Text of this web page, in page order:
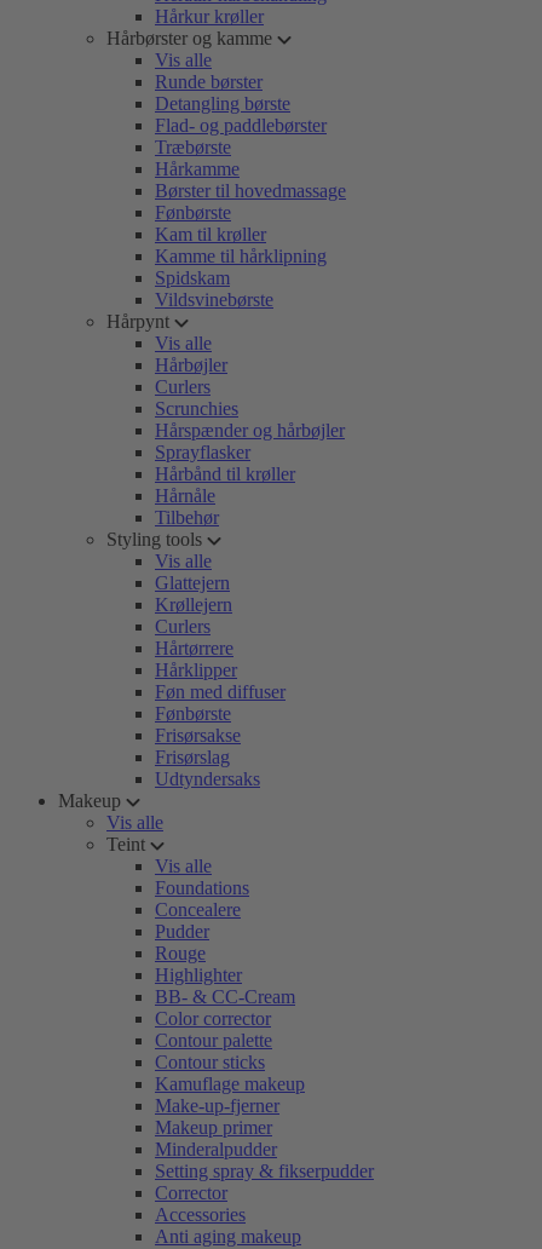
Hårkur krøller
Hårbørster og kamme
Vis alle
Runde børster
Detangling børste
Flad- og paddlebørster
Træbørste
Hårkamme
Børster til hovedmassage
Fønbørste
Kam til krøller
Kamme til hårklipning
Spidskam
Vildsvinebørste
Hårpynt
Vis alle
Hårbøjler
Curlers
Scrunchies
Hårspænder og hårbøjler
Sprayflasker
Hårbånd til krøller
Hårnåle
Tilbehør
Styling tools
Vis alle
Glattejern
Krøllejern
Curlers
Hårtørrere
Hårklipper
Føn med diffuser
Fønbørste
Frisørsakse
Frisørslag
Udtyndersaks
Makeup
Vis alle
Teint
Vis alle
Foundations
Concealere
Pudder
Rouge
Highlighter
BB- & CC-Cream
Color corrector
Contour palette
Contour sticks
Kamuflage makeup
Make-up-fjerner
Makeup primer
Minderalpudder
Setting spray & fikserpudder
Corrector
Accessories
Anti aging makeup